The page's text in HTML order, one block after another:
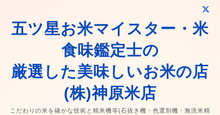
五ツ星お米マイスター・米
食味鑑定士の
厳選した美味しいお米の店
(株)神原米店
こだわりの米を確かな技術と精米機等(石抜き機・色選別機・無洗米精